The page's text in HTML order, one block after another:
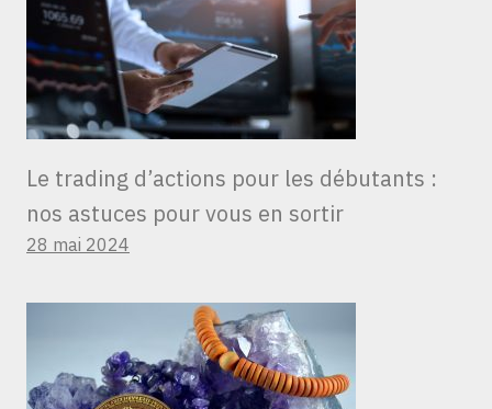
Le trading d’actions pour les débutants :
nos astuces pour vous en sortir
28 mai 2024